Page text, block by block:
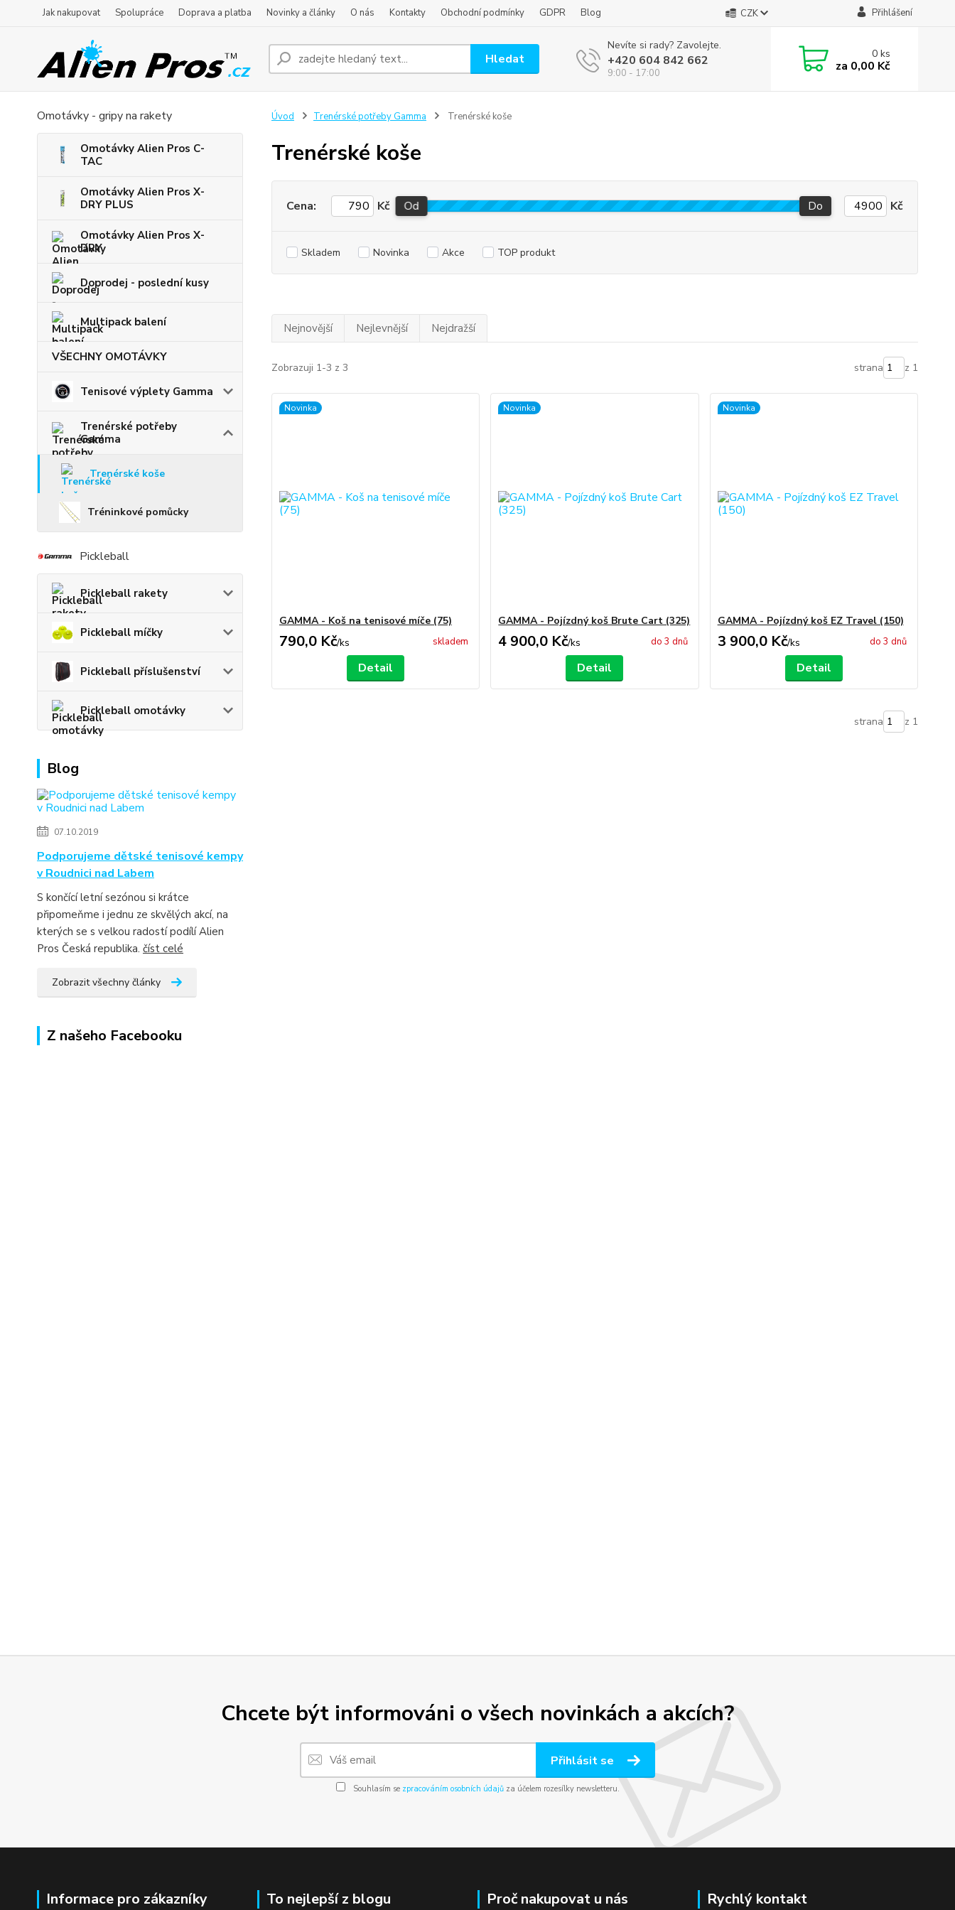
Jak nakupovat Spolupráce Doprava a platba Novinky a články O nás Kontakty Obchodní podmínky GDPR Blog CZK Přihlášení
Hledat
Nevíte si rady? Zavolejte.
+420 604 842 662
9:00 - 17:00
0ks
za 0,00 Kč
Omotávky - gripy na rakety
Omotávky Alien Pros C-
TAC
Omotávky Alien Pros X-
DRY PLUS
Omotávky Alien Pros X-
DRY
Doprodej - poslední kusy
Multipack balení
VŠECHNY OMOTÁVKY
Tenisové výplety Gamma
Trenérské potřeby
Gamma
Trenérské koše
Tréninkové pomůcky
Pickleball
Pickleball rakety
Pickleball míčky
Pickleball příslušenství
Pickleball omotávky
Blog
07.10.2019
Podporujeme dětské tenisové kempy
v Roudnici nad Labem
S končící letní sezónou si krátce
připomeňme i jednu ze skvělých akcí, na
kterých se s velkou radostí podílí Alien
Pros Česká republika. číst celé
Zobrazit všechny články
Z našeho Facebooku
Úvod Trenérské potřeby Gamma Trenérské koše
Trenérské koše
Cena: Kč Od Do Kč
Skladem Novinka Akce TOP produkt
Nejnovější Nejlevnější Nejdražší
Zobrazuji 1-3 z 3 strana z 1
Novinka
GAMMA - Koš na tenisové míče (75)
790,0 Kč/ks skladem
Detail
Novinka
GAMMA - Pojízdný koš Brute Cart (325)
4 900,0 Kč/ks do 3 dnů
Detail
Novinka
GAMMA - Pojízdný koš EZ Travel (150)
3 900,0 Kč/ks do 3 dnů
Detail
strana z 1
Chcete být informováni o všech novinkách a akcích?
Přihlásit se
Souhlasím se zpracováním osobních údajůza účelem rozesílky newsletteru.
Informace pro zákazníky To nejlepší z blogu Proč nakupovat u nás Rychlý kontakt